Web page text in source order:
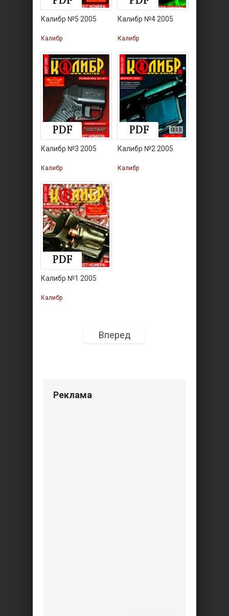
Калибр №5 2005
Калибр
Калибр №4 2005
Калибр
Калибр №3 2005
Калибр
Калибр №2 2005
Калибр
Калибр №1 2005
Калибр
Вперед
Реклама